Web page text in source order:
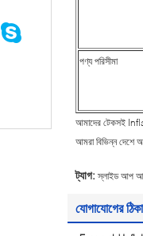
পণ্য পরিসীমা
আমাদের টেকসই
আমরা বিভিন্ন দেশে
ট্যাগ: স্লাইড আপ
যোগাযোগের